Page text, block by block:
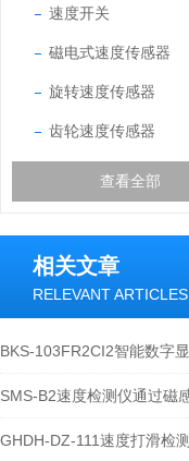
速度开关
磁电式速度传感器
旋转速度传感器
齿轮速度传感器
查看全部
相关文章
RELEVANT ARTICLES